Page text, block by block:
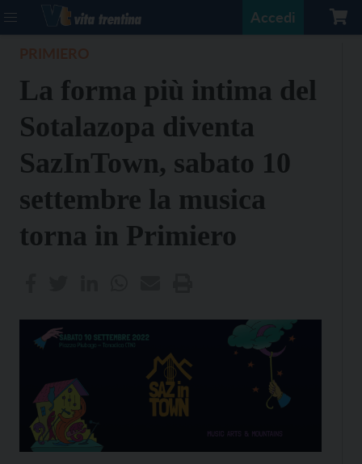
Accedi
La forma più intima del
Sotalazopa diventa
SazInTown, sabato 10
settembre la musica
torna in Primiero